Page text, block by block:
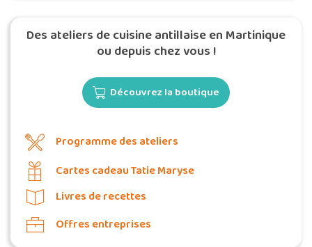
Des ateliers de cuisine antillaise en Martinique
ou depuis chez vous !
Découvrez la boutique
Programme des ateliers
Cartes cadeau Tatie Maryse
Livres de recettes
Offres entreprises